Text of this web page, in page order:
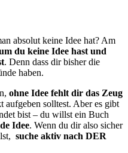
absolut keine Idee hat? Am
du keine Idee hast und
. Denn dass dir bisher die
haben.
ohne Idee fehlt dir das Zeug
aufgeben solltest. Aber es gibt
bist – du willst ein Buch
Idee. Wenn du dir also sicher
suche aktiv nach DER